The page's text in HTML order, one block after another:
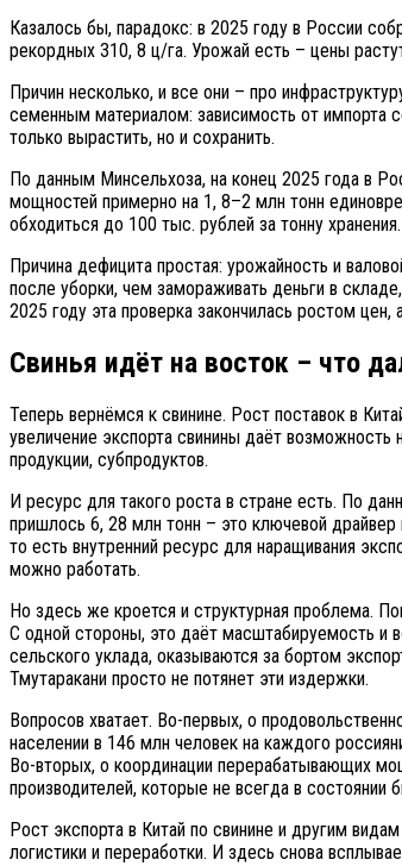
Казалось бы, парадокс: в 2025 году в России
рекордных 310, 8 ц/га. Урожай есть – цены
Причин несколько, и все они – про
семенным материалом: зависимость от импорта
только вырастить, но и сохранить.
По данным Минсельхоза, на конец 2025 года в
мощностей примерно на 1, 8–2 млн тонн
обходиться до 100 тыс. рублей за тонну
Причина дефицита простая: урожайность и
после уборки, чем замораживать деньги в
2025 году эта проверка закончилась ростом цен,
Свинья идёт на восток – что
Теперь вернёмся к свинине. Рост поставок в
увеличение экспорта свинины даёт
продукции, субпродуктов.
И ресурс для такого роста в стране есть. По
пришлось 6, 28 млн тонн – это ключевой драйвер
то есть внутренний ресурс для наращивания
можно работать.
Но здесь же кроется и структурная проблема.
С одной стороны, это даёт масштабируемость и
сельского уклада, оказываются за бортом
Тмутаракани просто не потянет эти издержки.
Вопросов хватает. Во-первых, о
населении в 146 млн человек на каждого
Во-вторых, о координации перерабатывающих
производителей, которые не всегда в состоянии
Рост экспорта в Китай по свинине и другим
логистики и переработки. И здесь снова